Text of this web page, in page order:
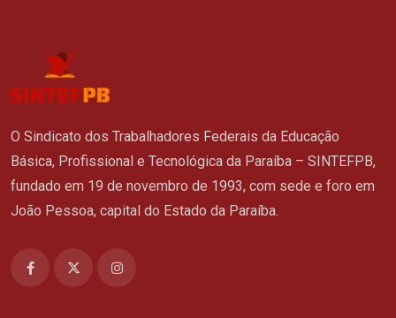
O Sindicato dos Trabalhadores Federais da Educação
Básica, Profissional e Tecnológica da Paraíba – SINTEFPB,
fundado em 19 de novembro de 1993, com sede e foro em
João Pessoa, capital do Estado da Paraíba.